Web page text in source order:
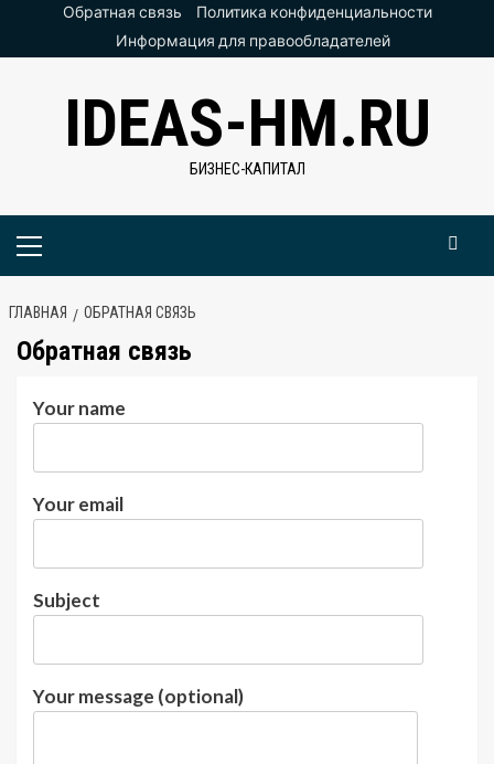
ПерейтиОбратная связь
Политика конфиденциальности
Информация для правообладателей
IDEAS-HM.RU
БИЗНЕС-КАПИТАЛ
Основное
ГЛАВНАЯ ОБРАТНАЯ СВЯЗЬ
Обратная связь
Your name
Your email
Subject
Your message (optional)